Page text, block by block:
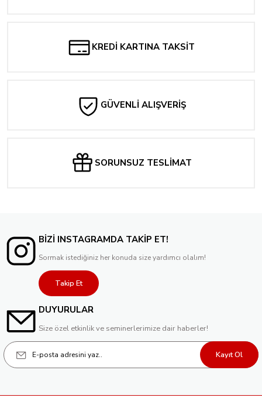
KREDİ KARTINA TAKSİT
GÜVENLİ ALIŞVERİŞ
SORUNSUZ TESLİMAT
BİZİ INSTAGRAMDA TAKİP ET!
Sormak istediğiniz her konuda size yardımcı olalım!
Takip Et
DUYURULAR
Size özel etkinlik ve seminerlerimize dair haberler!
Kayıt Ol